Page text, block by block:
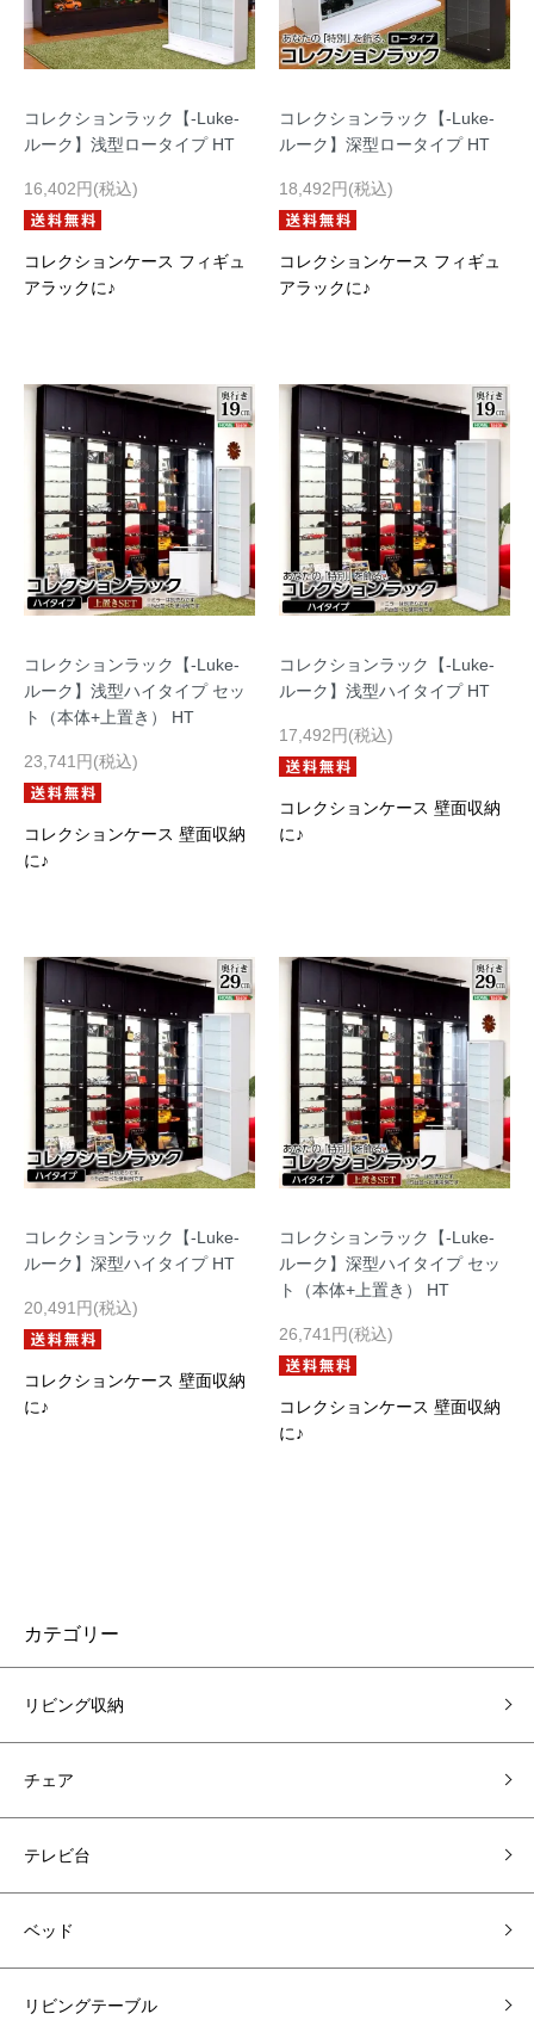
コレクションラック【-Luke-
ルーク】浅型ロータイプ HT
16,402円(税込)
コレクションケース フィギュ
アラックに♪
コレクションラック【-Luke-
ルーク】深型ロータイプ HT
18,492円(税込)
コレクションケース フィギュ
アラックに♪
コレクションラック【-Luke-
ルーク】浅型ハイタイプ セッ
ト（本体+上置き） HT
23,741円(税込)
コレクションケース 壁面収納
に♪
コレクションラック【-Luke-
ルーク】浅型ハイタイプ HT
17,492円(税込)
コレクションケース 壁面収納
に♪
コレクションラック【-Luke-
ルーク】深型ハイタイプ HT
20,491円(税込)
コレクションケース 壁面収納
に♪
コレクションラック【-Luke-
ルーク】深型ハイタイプ セッ
ト（本体+上置き） HT
26,741円(税込)
コレクションケース 壁面収納
に♪
カテゴリー
リビング収納
チェア
テレビ台
ベッド
リビングテーブル